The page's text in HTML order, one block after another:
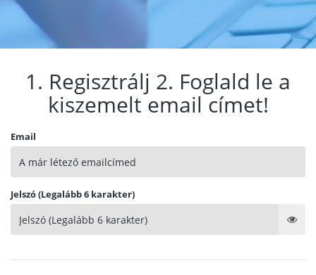
1. Regisztrálj 2. Foglald le a
kiszemelt email címet!
Email
Jelszó (Legalább 6 karakter)